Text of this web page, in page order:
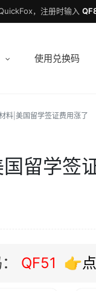
，注册时输入
使用兑换码
料|美国留学签证费用涨了
留学签
QF51 👉